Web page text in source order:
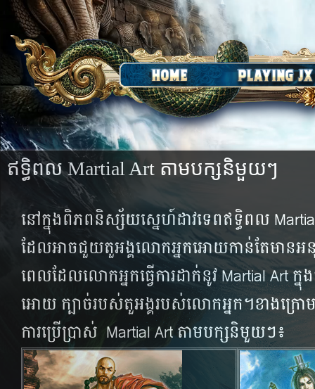
ឥទ្ធិពល Martial Art តាមបក្សនិមួយៗ
នៅ​ក្នុង​ពិភព​និស្ស័យ​ស្នេហ៍​ដាវ​ទេព​ឥទ្ធិពល Martial
ដែល​អាច​ជួយ​តួអង្គ​លោក​អ្នក​អោយ​កាន់​តែ​មាន​អនុ
ពេល​ដែល​លោក​អ្នក​ធ្វើ​ការ​ដាក់​នូវ​ Martial Art ក្នុ
អោយ​ ក្បាច់​របស់​តួអង្គ​របស់​លោក​អ្នក​។ខាង​ក្រោ
ការ​ប្រើ​ប្រាស់​ Martial Art​ តាម​បក្ស​និមួយ​ៗ៖